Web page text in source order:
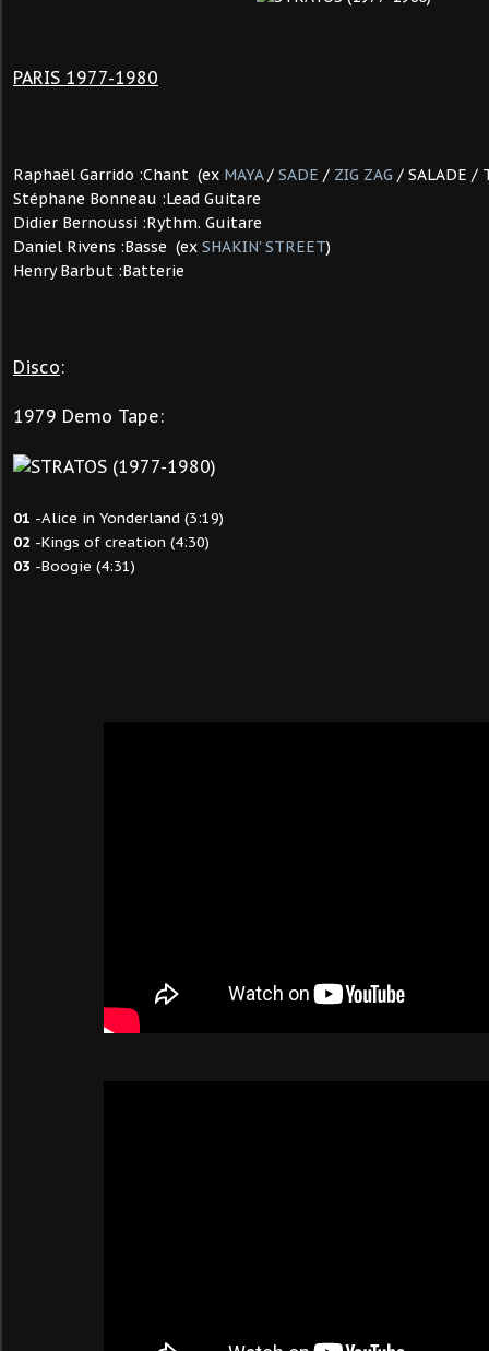
PARIS 1977-1980
Raphaël Garrido :Chant (ex MAYA/ SADE / ZIG ZAG / SALADE /
Stéphane Bonneau :Lead Guitare
Didier Bernoussi :Rythm. Guitare
Daniel Rivens :Basse (ex SHAKIN' STREET)
Henry Barbut :Batterie
Disco:
1979 Demo Tape:
01 -Alice in Yonderland (3:19)
02 -Kings of creation (4:30)
03 -Boogie (4:31)